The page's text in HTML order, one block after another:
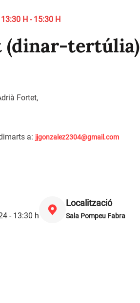
13:30 H - 15:30 H
(dinar-tertúlia)
Fortet,
a: jjgonzalez2304@gmail.com
- 13:30 h
Localització
Sala Pompeu Fabra